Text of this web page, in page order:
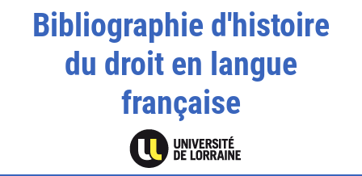
Bibliographie d'histoire
du droit en langue
française